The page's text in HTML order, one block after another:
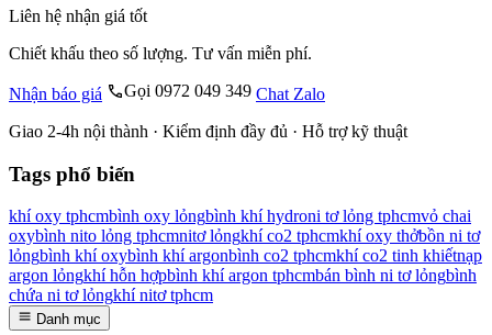
Liên hệ nhận giá tốt
Chiết khấu theo số lượng. Tư vấn miễn phí.
Nhận báo giá Gọi 0972 049 349 Chat Zalo
Giao 2-4h nội thành · Kiểm định đầy đủ · Hỗ trợ kỹ thuật
Tags phổ biến
khí oxy tphcmbình oxy lỏngbình khí hydroni tơ lỏng tphcmvỏ chai
oxybình nito lỏng tphcmnitơ lỏngkhí co2 tphcmkhí oxy thởbồn ni tơ
lỏngbình khí oxybình khí argonbình co2 tphcmkhí co2 tinh khiếtnạp
argon lỏngkhí hỗn hợpbình khí argon tphcmbán bình ni tơ lỏngbình
chứa ni tơ lỏngkhí nitơ tphcm
Danh mục